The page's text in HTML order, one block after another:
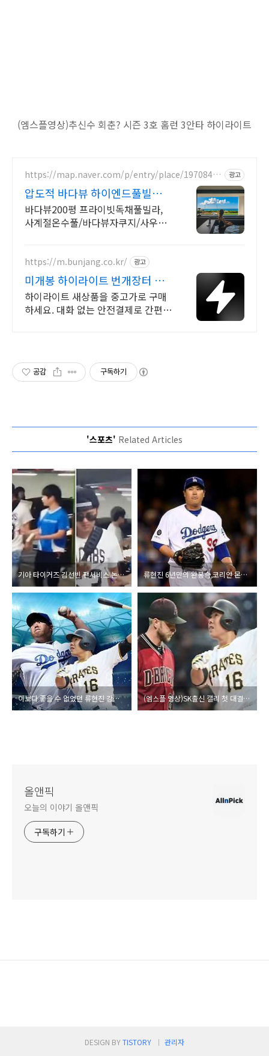
(엠스플영상)추신수 회춘? 시즌 3호 홈런 3안타 하이라이트
https://map.naver.com/p/entry/place/19708468
광고
압도적 바다뷰 하이엔드풀빌라
바다뷰 자쿠지 상시 무료
바다뷰200평 프라이빗독채풀빌라,
사계절온수풀/바다뷰자쿠지/사우
장, 핀란드 사우나, 불멍
https://m.bunjang.co.kr/ 광고
미개봉 하이라이트 번개장터 국
내 최대 브랜드 중고거래
하이라이트 새상품을 중고가로 구매
하세요. 대화 없는 안전결제로 간편하
공감 구독하기
'스포츠' Related Articles
기아 타이거즈 김선빈 팬서비스 논란 장면과 사과 류현진 6년만의 완봉승,코리안 몬스터의 화려한 부활
이보다 좋을 수 없었던 류현진 강정호 메이저 첫 맞대결 (엠스플 영상)SK출신 캘리 첫 대결 강정호 4호 홈런 올시즌 최고 활약
올앤픽
오늘의 이야기 올앤픽
구독하기
DESIGN BYTISTORY 관리자